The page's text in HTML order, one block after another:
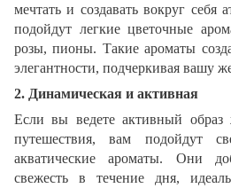
мечтать и создавать вокруг себя
подойдут легкие цветочные
розы, пионы. Такие ароматы
элегантности, подчеркивая вашу
2. Динамическая и активная
Если вы ведете активный
путешествия, вам подойдут
акватические ароматы. Они
свежесть в течение дня,